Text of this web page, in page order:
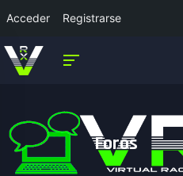
Acceder Registrarse
Foros